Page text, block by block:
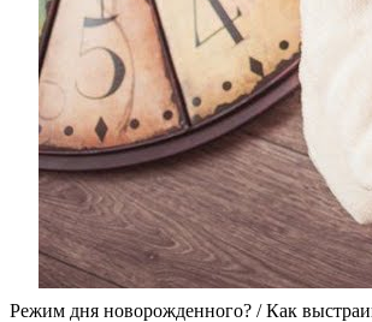
Режим дня новорожденного? / Как